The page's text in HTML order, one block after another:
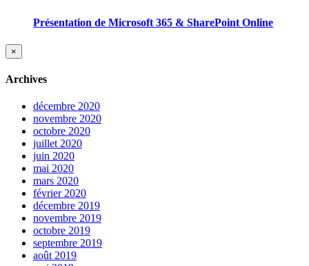
Présentation de Microsoft 365 & SharePoint Online
Fermer
la
rapide
produit
×
Archives
décembre 2020
novembre 2020
octobre 2020
juillet 2020
juin 2020
mai 2020
mars 2020
février 2020
décembre 2019
novembre 2019
octobre 2019
septembre 2019
août 2019